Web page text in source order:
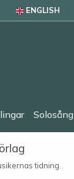
ENGLISH
Solosång
tidning.